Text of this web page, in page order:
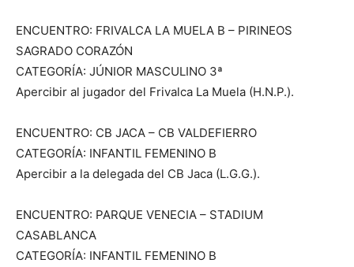
ENCUENTRO: FRIVALCA LA MUELA B – PIRINEOS
SAGRADO CORAZÓN
CATEGORÍA: JÚNIOR MASCULINO 3ª
Apercibir al jugador del Frivalca La Muela (H.N.P.).
ENCUENTRO: CB JACA – CB VALDEFIERRO
CATEGORÍA: INFANTIL FEMENINO B
Apercibir a la delegada del CB Jaca (L.G.G.).
ENCUENTRO: PARQUE VENECIA – STADIUM
CASABLANCA
CATEGORÍA: INFANTIL FEMENINO B